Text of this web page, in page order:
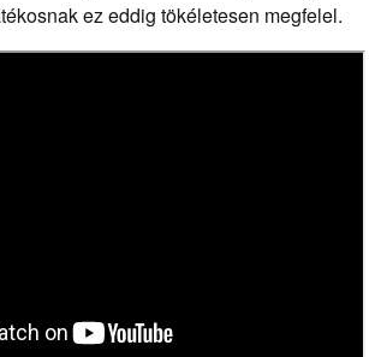
ez eddig tökéletesen megfelel.